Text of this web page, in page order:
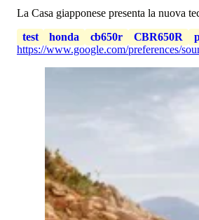
La Casa giapponese presenta la nuova
test
honda cb650r CBR650R
https://www.google.com/preferences/